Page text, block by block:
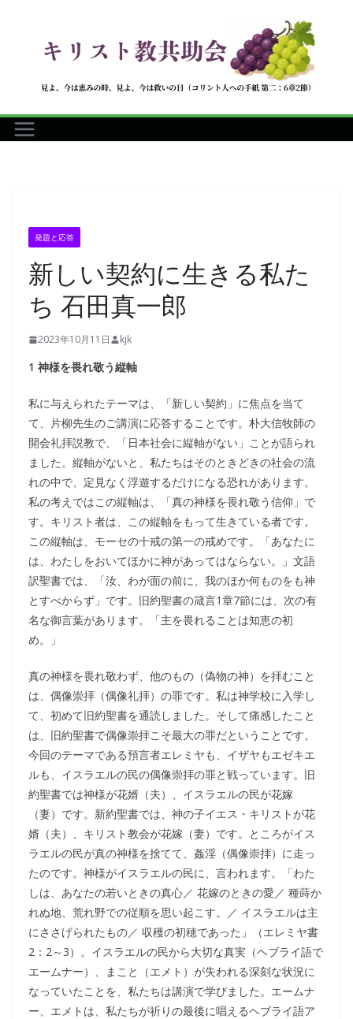
へ
ス
発題と応答
新しい契約に生きる私た
ち 石田真一郎
2023年10月11日 kjk
1 神様を畏れ敬う縦軸
私に与えられたテーマは、「新しい契約」に焦点を当て
て、片柳先生のご講演に応答することです。朴大信牧師の
開会礼拝説教で、「日本社会に縦軸がない」ことが語られ
ました。縦軸がないと、私たちはそのときどきの社会の流
れの中で、定見なく浮遊するだけになる恐れがあります。
私の考えではこの縦軸は、「真の神様を畏れ敬う信仰」で
す。キリスト者は、この縦軸をもって生きている者です。
この縦軸は、モーセの十戒の第一の戒めです。「あなたに
は、わたしをおいてほかに神があってはならない。」文語
訳聖書では、「汝、わが面の前に、我のほか何ものをも神
とすべからず」です。旧約聖書の箴言1章7節には、次の有
名な御言葉があります。「主を畏れることは知恵の初
め。」
真の神様を畏れ敬わず、他のもの（偽物の神）を拝むこと
は、偶像崇拝（偶像礼拝）の罪です。私は神学校に入学し
て、初めて旧約聖書を通読しました。そして痛感したこと
は、旧約聖書で偶像崇拝こそ最大の罪だということです。
今回のテーマである預言者エレミヤも、イザヤもエゼキエ
ルも、イスラエルの民の偶像崇拝の罪と戦っています。旧
約聖書では神様が花婿（夫）、イスラエルの民が花嫁
（妻）です。新約聖書では、神の子イエス・キリストが花
婿（夫）、キリスト教会が花嫁（妻）です。ところがイス
ラエルの民が真の神様を捨てて、姦淫（偶像崇拝）に走っ
たのです。神様がイスラエルの民に、言われます。「わた
しは、あなたの若いときの真心／ 花嫁のときの愛／ 種蒔か
れぬ地、荒れ野での従順を思い起こす。／ イスラエルは主
にささげられたもの／ 収穫の初穂であった」（エレミヤ書
2：2～3）。イスラエルの民から大切な真実（ヘブライ語で
エームナー）、まこと（エメト）が失われる深刻な状況に
なっていたことを、私たちは講演で学びました。エームナ
ー、エメトは、私たちが祈りの最後に唱えるヘブライ語ア